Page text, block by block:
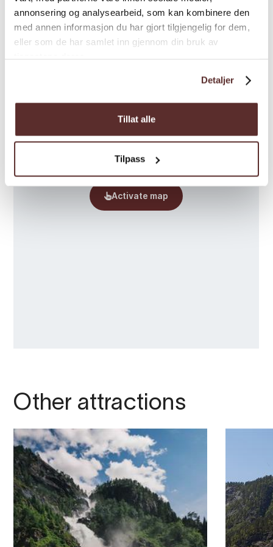
annonsering og analysearbeid, som kan kombinere den
med annen informasjon du har gjort tilgjengelig for dem,
eller som de har samlet inn gjennom din bruk av
Detaljer
Tillat alle
Tilpass
Map
Other attractions